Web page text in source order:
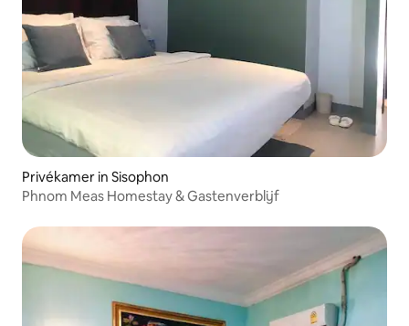
Privékamer in Sisophon
Phnom Meas Homestay & Gastenverblijf